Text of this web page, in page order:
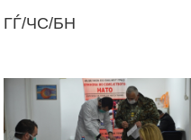
ГЃ/ЧС/БН